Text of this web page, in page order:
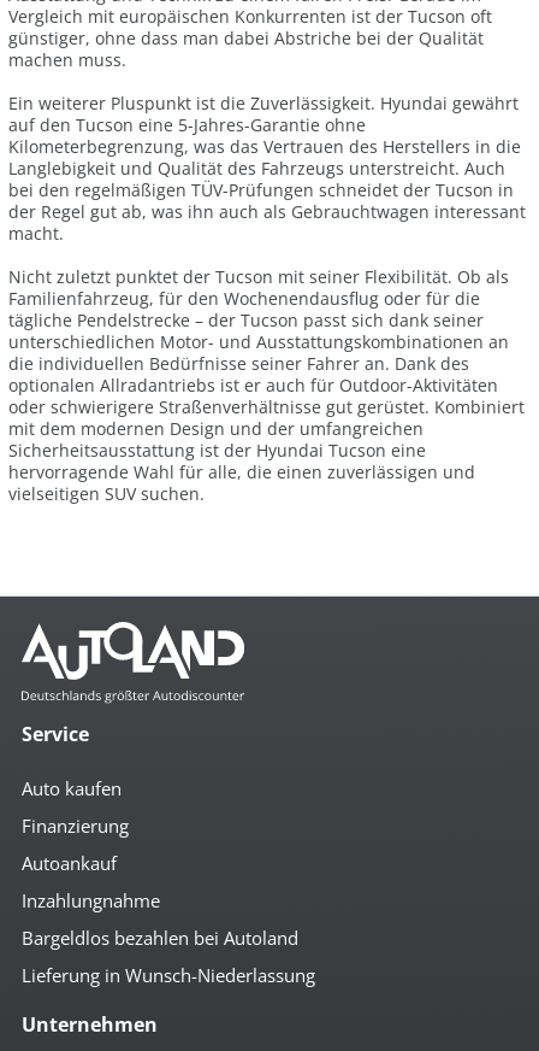
Vergleich mit europäischen Konkurrenten ist der Tucson oft
günstiger, ohne dass man dabei Abstriche bei der Qualität
machen muss.
Ein weiterer Pluspunkt ist die Zuverlässigkeit. Hyundai gewährt
auf den Tucson eine 5-Jahres-Garantie ohne
Kilometerbegrenzung, was das Vertrauen des Herstellers in die
Langlebigkeit und Qualität des Fahrzeugs unterstreicht. Auch
bei den regelmäßigen TÜV-Prüfungen schneidet der Tucson in
der Regel gut ab, was ihn auch als Gebrauchtwagen interessant
macht.
Nicht zuletzt punktet der Tucson mit seiner Flexibilität. Ob als
Familienfahrzeug, für den Wochenendausflug oder für die
tägliche Pendelstrecke – der Tucson passt sich dank seiner
unterschiedlichen Motor- und Ausstattungskombinationen an
die individuellen Bedürfnisse seiner Fahrer an. Dank des
optionalen Allradantriebs ist er auch für Outdoor-Aktivitäten
oder schwierigere Straßenverhältnisse gut gerüstet. Kombiniert
mit dem modernen Design und der umfangreichen
Sicherheitsausstattung ist der Hyundai Tucson eine
hervorragende Wahl für alle, die einen zuverlässigen und
vielseitigen SUV suchen.
Service
Auto kaufen
Finanzierung
Autoankauf
Inzahlungnahme
Bargeldlos bezahlen bei Autoland
Lieferung in Wunsch-Niederlassung
Unternehmen